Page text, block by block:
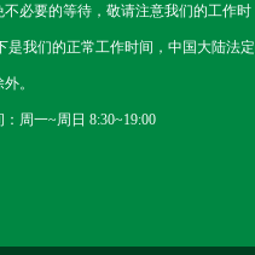
不必要的等待，敬请注意我们的工作时
是我们的正常工作时间，中国大陆法定
。
周一~周日 8:30~19:00